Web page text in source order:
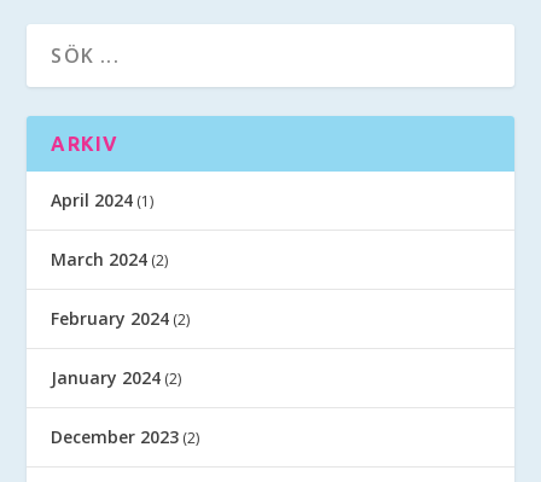
ARKIV
April 2024 (1)
March 2024 (2)
February 2024 (2)
January 2024 (2)
December 2023 (2)